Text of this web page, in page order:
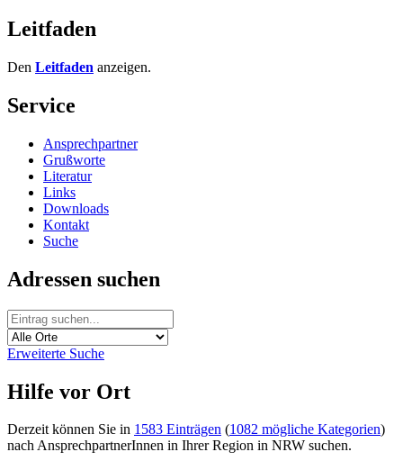
Leitfaden
Den Leitfaden anzeigen.
Service
Ansprechpartner
Grußworte
Literatur
Links
Downloads
Kontakt
Suche
Adressen suchen
Erweiterte Suche
Hilfe vor Ort
Derzeit können Sie in 1583 Einträgen (1082 mögliche Kategorien)
nach AnsprechpartnerInnen in Ihrer Region in NRW suchen.